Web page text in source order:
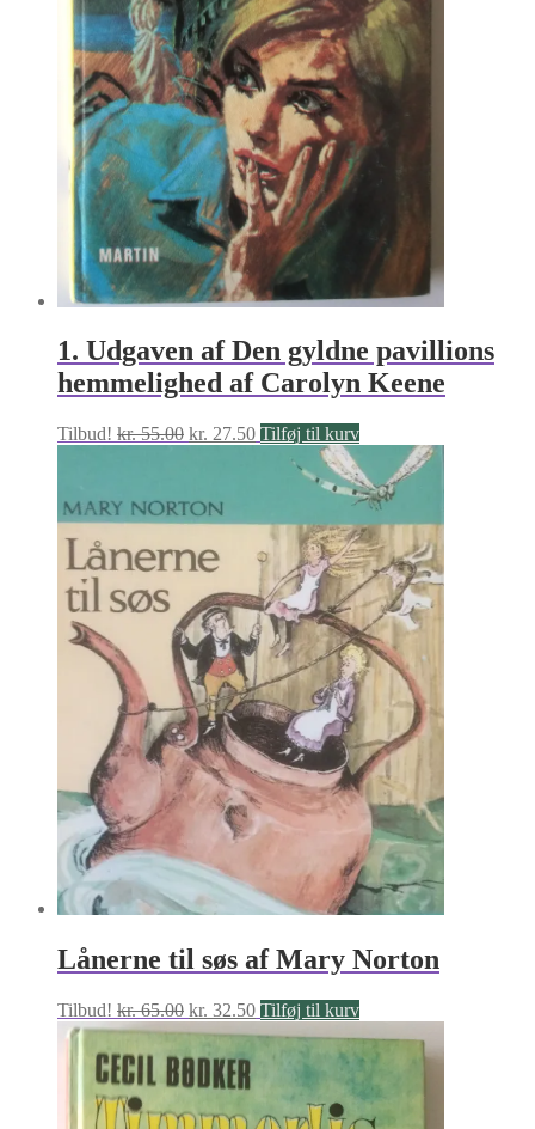
1. Udgaven af Den gyldne pavillions
hemmelighed af Carolyn Keene
Tilbud! kr.55.00 Den
var:
kr. 55.00.
kr. 27.50Den
kr. 27.50.
Tilføj til kurv
Lånerne til søs af Mary Norton
Tilbud! kr.65.00 Den
oprindelige
pris
var:
kr. 65.00.
kr. 32.50Den
aktuelle
kr. 32.50.
Tilføj til kurv